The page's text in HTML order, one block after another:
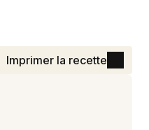
Imprimer la recette